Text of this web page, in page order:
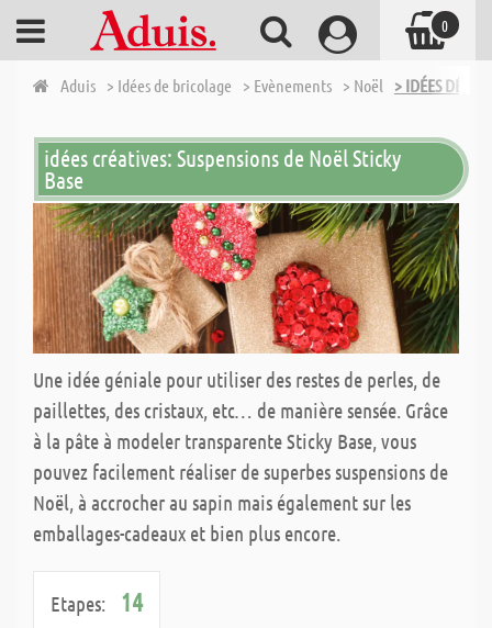
Aduis > Idées de bricolage > Evènements > Noël > IDÉES
idées créatives: Suspensions de Noël Sticky
Base
Une idée géniale pour utiliser des restes de perles, de
paillettes, des cristaux, etc… de manière sensée. Grâce
à la pâte à modeler transparente Sticky Base, vous
pouvez facilement réaliser de superbes suspensions de
Noël, à accrocher au sapin mais également sur les
emballages-cadeaux et bien plus encore.
Etapes: 14
0